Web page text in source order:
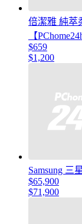
倍潔雅 純萃
【
$659
$1,200
Samsung 三
$65,900
$71,900